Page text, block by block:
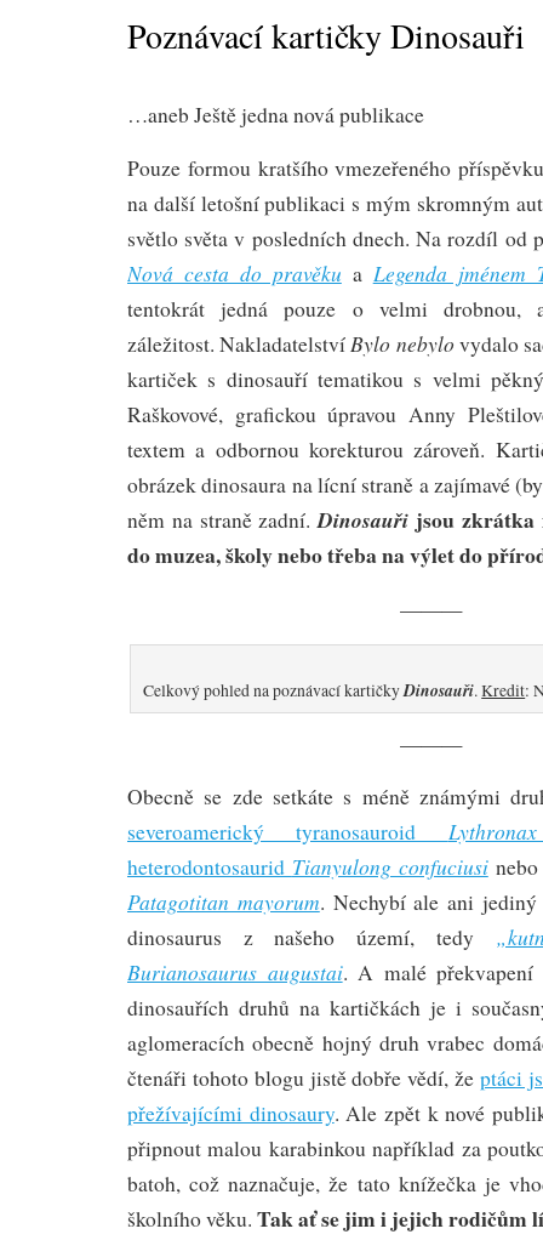
Poznávací kartičky Dinosauři
…aneb Ještě jedna nová publikace
Pouze formou kratšího vmezeřeného
na další letošní publikaci s mým skromným
světlo světa v posledních dnech. Na rozdíl od
Nová cesta do pravěku a Legenda jménem
tentokrát jedná pouze o velmi drobnou,
záležitost. Nakladatelství Bylo nebylo vydalo
kartiček s dinosauří tematikou s velmi
Raškovové, grafickou úpravou Anny
textem a odbornou korekturou zároveň.
obrázek dinosaura na lícní straně a zajímavé
něm na straně zadní.Dinosauři jsou zkrátka
do muzea, školy nebo třeba na výlet do
———
Celkový pohled na poznávací kartičkyDinosauři.Kredit:
———
Obecně se zde setkáte s méně známými
severoamerický tyranosauroid
heterodontosaurid Tianyulong confuciusi
Patagotitan mayorum. Nechybí ale ani jediný
dinosaurus z našeho území, tedy
Burianosaurus augustai. A malé
dinosauřích druhů na kartičkách je i
aglomeracích obecně hojný druh vrabec
čtenáři tohoto blogu jistě dobře vědí, že ptáci
přežívajícími dinosaury. Ale zpět k nové
připnout malou karabinkou například za
batoh, což naznačuje, že tato knížečka je
školního věku. Tak ať se jim i jejich rodičům